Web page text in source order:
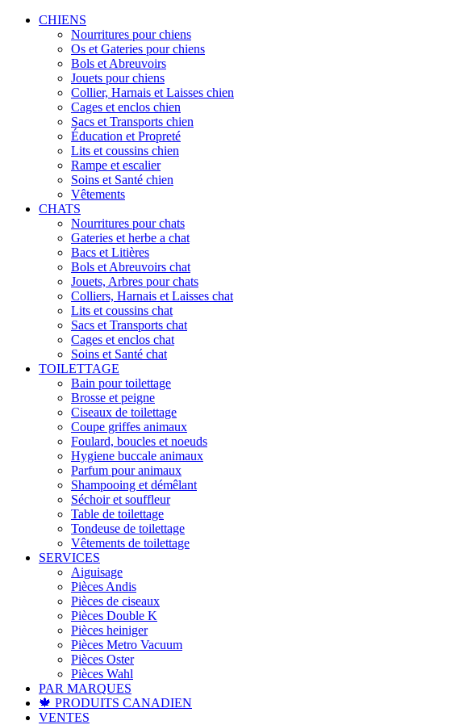
CHIENS
Nourritures pour chiens
Os et Gateries pour chiens
Bols et Abreuvoirs
Jouets pour chiens
Collier, Harnais et Laisses chien
Cages et enclos chien
Sacs et Transports chien
Éducation et Propreté
Lits et coussins chien
Rampe et escalier
Soins et Santé chien
Vêtements
CHATS
Nourritures pour chats
Gateries et herbe a chat
Bacs et Litières
Bols et Abreuvoirs chat
Jouets, Arbres pour chats
Colliers, Harnais et Laisses chat
Lits et coussins chat
Sacs et Transports chat
Cages et enclos chat
Soins et Santé chat
TOILETTAGE
Bain pour toilettage
Brosse et peigne
Ciseaux de toilettage
Coupe griffes animaux
Foulard, boucles et noeuds
Hygiene buccale animaux
Parfum pour animaux
Shampooing et démêlant
Séchoir et souffleur
Table de toilettage
Tondeuse de toilettage
Vêtements de toilettage
SERVICES
Aiguisage
Pièces Andis
Pièces de ciseaux
Pièces Double K
Pièces heiniger
Pièces Metro Vacuum
Pièces Oster
Pièces Wahl
PAR MARQUES
🍁 PRODUITS CANADIEN
VENTES